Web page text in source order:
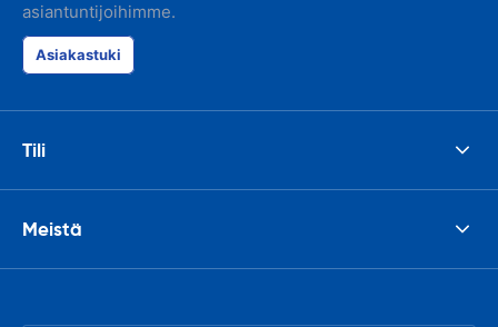
asiantuntijoihimme.
Asiakastuki
Tili
Meistä